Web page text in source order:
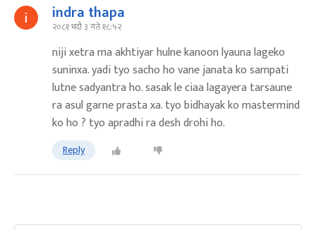
indra thapa
२०८१ भदौ ३ गते १८:५२
niji xetra ma akhtiyar hulne kanoon lyauna lageko
suninxa. yadi tyo sacho ho vane janata ko sampati
lutne sadyantra ho. sasak le ciaa lagayera tarsaune
ra asul garne prasta xa. tyo bidhayak ko mastermind
ko ho ? tyo apradhi ra desh drohi ho.
Reply